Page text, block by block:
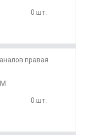
0 шт.
правая
0 шт.